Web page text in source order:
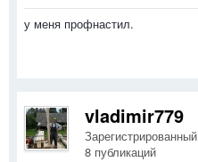
у меня профнастил.
vladimir779
Зарегистрированный
8 публикаций